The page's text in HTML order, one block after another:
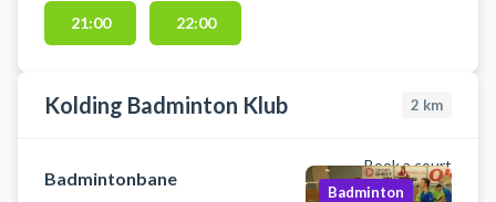
21:00 22:00
Kolding Badminton Klub 2 km
Book a court
Badmintonbane
Badminton